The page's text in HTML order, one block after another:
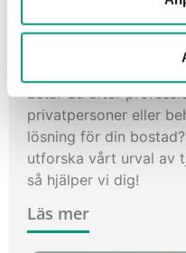
Är
företag &
Letar du efter
privatpersoner eller
lösning för din bostad?
utforska vårt urval av
så hjälper vi dig!
Läs mer